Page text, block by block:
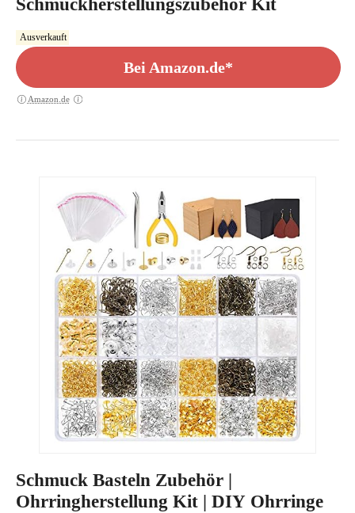
Schmuckherstellungszubehör Kit
Ausverkauft
Bei Amazon.de*
Amazon.de
Schmuck Basteln Zubehör |
Ohrringherstellung Kit | DIY Ohrringe